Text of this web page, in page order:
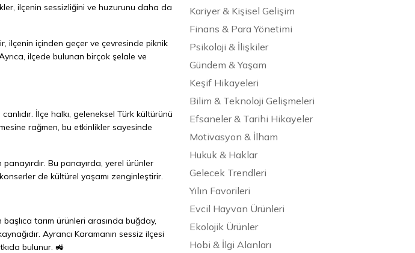
ilçenin sessizliğini ve huzurunu daha da
ilçenin içinden geçer ve çevresinde piknik
ilçede bulunan birçok şelale ve
İlçe halkı, geleneksel Türk kültürünü
rağmen, bu etkinlikler sayesinde
Bu panayırda, yerel ürünler
de kültürel yaşamı zenginleştirir.
tarım ürünleri arasında buğday,
Ayrancı Karamanın sessiz ilçesi
bulunur. 🚜
Kariyer & Kişisel Gelişim
Finans & Para Yönetimi
Psikoloji & İlişkiler
Gündem & Yaşam
Keşif Hikayeleri
Bilim & Teknoloji Gelişmeleri
Efsaneler & Tarihi Hikayeler
Motivasyon & İlham
Hukuk & Haklar
Gelecek Trendleri
Yılın Favorileri
Evcil Hayvan Ürünleri
Ekolojik Ürünler
Hobi & İlgi Alanları